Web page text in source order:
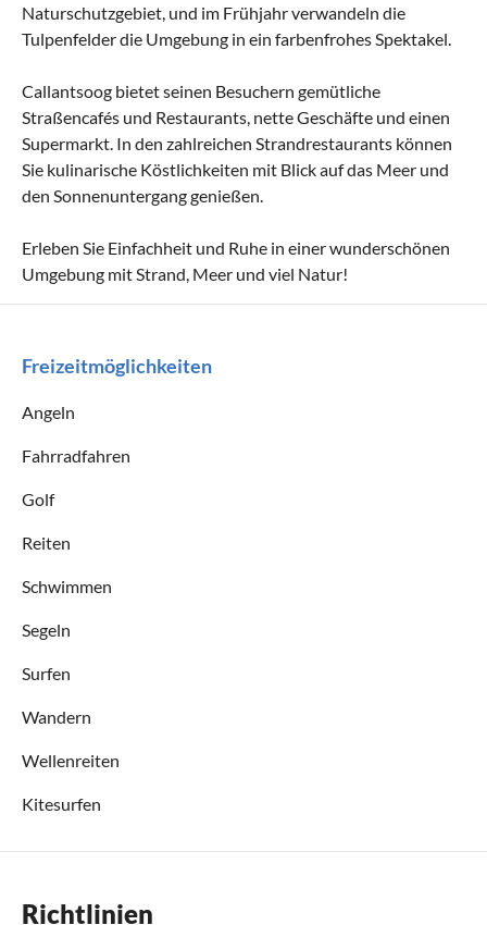
Naturschutzgebiet, und im Frühjahr verwandeln die
Tulpenfelder die Umgebung in ein farbenfrohes Spektakel.
Callantsoog bietet seinen Besuchern gemütliche
Straßencafés und Restaurants, nette Geschäfte und einen
Supermarkt. In den zahlreichen Strandrestaurants können
Sie kulinarische Köstlichkeiten mit Blick auf das Meer und
den Sonnenuntergang genießen.
Erleben Sie Einfachheit und Ruhe in einer wunderschönen
Umgebung mit Strand, Meer und viel Natur!
Freizeitmöglichkeiten
Angeln
Fahrradfahren
Golf
Reiten
Schwimmen
Segeln
Surfen
Wandern
Wellenreiten
Kitesurfen
Richtlinien